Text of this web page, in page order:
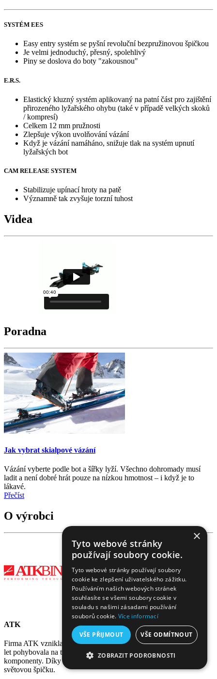
SYSTÉM EES
Easy entry systém se pyšní revoluční bezpružinovou špičkou
Je velmi jednoduchý, přesný, spolehlivý
Piny se doslova do boty "zakousnou"
E.R.S.
Elastický kluzný systém aplikovaný na patní část pro zajištění
přirozeného lyžařského ohybu (také v případě velkých skoků
/ kompresí)
Celkem 12 mm pružnosti
Zlepšuje výkon uvolňování vázání
Když je vázání namáháno, snižuje tlak na systém upnutí
lyžařských bot
CAM RELEASE SYSTEM
Stabilizuje upínací hroty na patě
Významně tak zvyšuje torzní tuhost
Videa
Poradna
Jak vybrat skialpové vázání
Vázání vyberte podle bot a šířky lyží. Všechno dohromady musí
ladit a není dobré hrát pouze na nízkou hmotnost – i když je to
lákavé.
Přečíst
O výrobci
ATK
Firma ATK vznikla v Italské Modeně. Rodina Indulti se již dvacet
let pohybovala na trhu s vysoce precizními mechanickými
komponenty. Díky tomu se vázání ATK dostali velmi rychle mezi
světovou špičku.
×
Tyto webové stránky
používají soubory cookie.
Tyto webové stránky používají soubory
cookie ke zlepšení uživatelského zážitku.
Používáním našich webových stránek
souhlasíte se všemi soubory cookie v
souladu s našimi zásadami používání
souborů cookie. Více informací
VŠE PŘIJMOUT VŠE ODMÍTNOUT
ZOBRAZIT PODROBNOSTI
NEZBYTNĚ NUTNÉ SOUBORY